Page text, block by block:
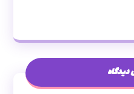
دیدگاه